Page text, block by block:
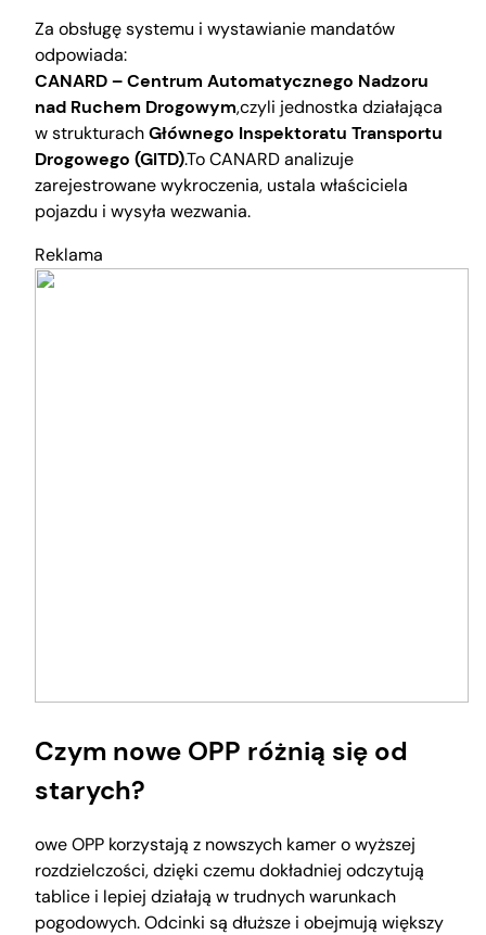
Za obsługę systemu i wystawianie mandatów
odpowiada:
CANARD – Centrum Automatycznego Nadzoru
nad Ruchem Drogowym,czyli jednostka działająca
w strukturachGłównego Inspektoratu Transportu
Drogowego (GITD).To CANARD analizuje
zarejestrowane wykroczenia, ustala właściciela
pojazdu i wysyła wezwania.
Reklama
Czym nowe OPP różnią się od
starych?
owe OPP korzystają z nowszych kamer o wyższej
rozdzielczości, dzięki czemu dokładniej odczytują
tablice i lepiej działają w trudnych warunkach
pogodowych. Odcinki są dłuższe i obejmują większy